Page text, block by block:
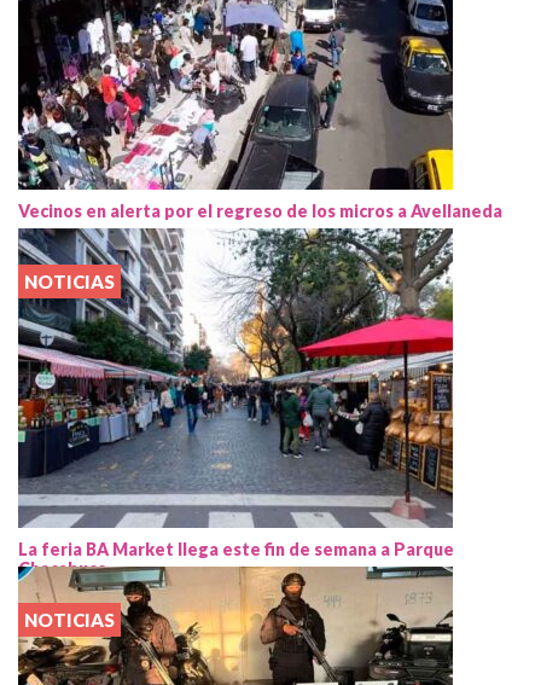
Vecinos en alerta por el regreso de los micros a Avellaneda
NOTICIAS
La feria BA Market llega este fin de semana a Parque
Chacabuco
NOTICIAS